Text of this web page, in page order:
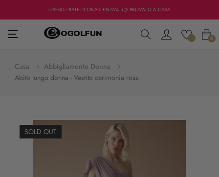
✅RESO✅RATE✅CONSULENZA% 👉 PROVALO A CASA
navigazione
☰ 0
Casa
Abbigliamento Donna
Abito lungo donna - Vestito cerimonia rosa
SOLD OUT